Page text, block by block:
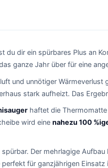
du dir ein spürbares Plus an
ganze Jahr über für eine
und unnötiger Wärmeverlust
stark aufheizt. Das
haftet die
wird eine nahezu 100
Der mehrlagige
für ganzjährigen Einsatz